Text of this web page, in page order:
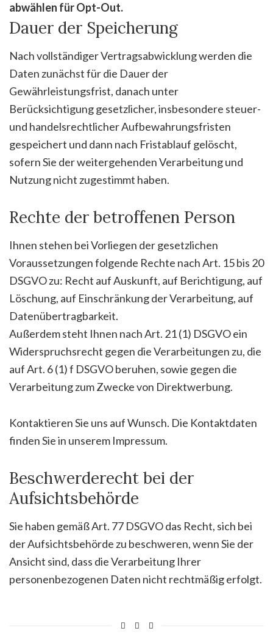
abwählen für Opt-Out.
Dauer der Speicherung
Nach vollständiger Vertragsabwicklung werden die
Daten zunächst für die Dauer der
Gewährleistungsfrist, danach unter
Berücksichtigung gesetzlicher, insbesondere steuer-
und handelsrechtlicher Aufbewahrungsfristen
gespeichert und dann nach Fristablauf gelöscht,
sofern Sie der weitergehenden Verarbeitung und
Nutzung nicht zugestimmt haben.
Rechte der betroffenen Person
Ihnen stehen bei Vorliegen der gesetzlichen
Voraussetzungen folgende Rechte nach Art. 15 bis 20
DSGVO zu: Recht auf Auskunft, auf Berichtigung, auf
Löschung, auf Einschränkung der Verarbeitung, auf
Datenübertragbarkeit.
Außerdem steht Ihnen nach Art. 21 (1) DSGVO ein
Widerspruchsrecht gegen die Verarbeitungen zu, die
auf Art. 6 (1) f DSGVO beruhen, sowie gegen die
Verarbeitung zum Zwecke von Direktwerbung.
Kontaktieren Sie uns auf Wunsch. Die Kontaktdaten
finden Sie in unserem Impressum.
Beschwerderecht bei der
Aufsichtsbehörde
Sie haben gemäß Art. 77 DSGVO das Recht, sich bei
der Aufsichtsbehörde zu beschweren, wenn Sie der
Ansicht sind, dass die Verarbeitung Ihrer
personenbezogenen Daten nicht rechtmäßig erfolgt.